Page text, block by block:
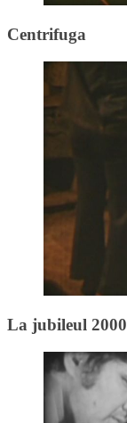
Centrifuga
La jubileul 2000